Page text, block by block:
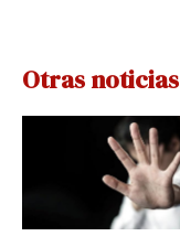
Otras noticias